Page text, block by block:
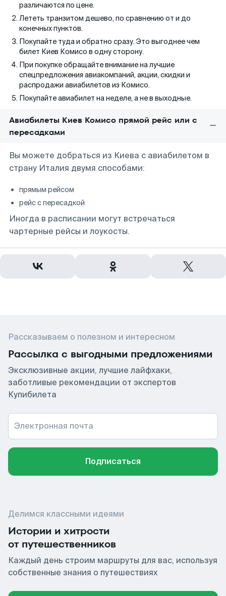
различаются по цене.
Лететь транзитом дешево, по сравнению от и до
конечных пунктов.
Покупайте туда и обратно сразу. Это выгоднее чем
билет Киев Комисо в одну сторону.
При покупке обращайте внимание на лучшие
спецпредложения авиакомпаний, акции, скидки и
распродажи авиабилетов из Комисо.
Покупайте авиабилет на неделе, а не в выходные.
Авиабилеты Киев Комисо прямой рейс или с
пересадками
Вы можете добраться из Киева с авиабилетом в
страну Италия двумя способами:
прямым рейсом
рейс с пересадкой
Иногда в расписании могут встречаться
чартерные рейсы и лоукосты.
Рассказываем о полезном и интересном
Рассылка с выгодными предложениями
Эксклюзивные акции, лучшие лайфхаки,
заботливые рекомендации от экспертов
Купибилета
Электронная почта
Подписаться
Делимся классными идеями
Истории и хитрости
от путешественников
Каждый день строим маршруты для вас, используя
собственные знания о путешествиях